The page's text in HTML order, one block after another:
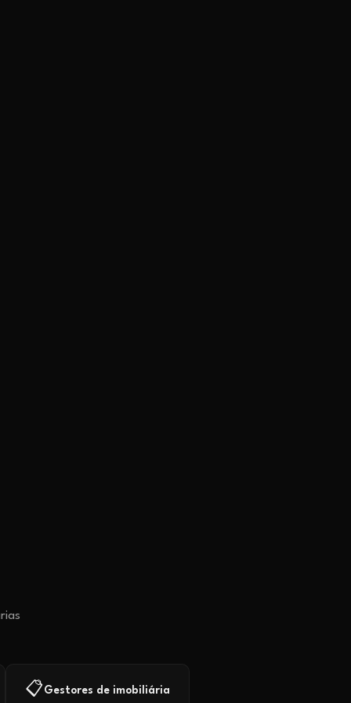
📋Gestores de imobiliária